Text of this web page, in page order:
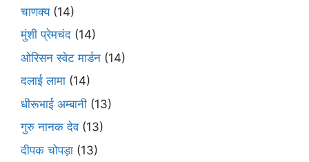
चाणक्य(14)
मुंशी प्रेमचंद (14)
ओरिसन स्‍वेट मार्डन (14)
दलाई लामा (14)
धीरूभाई अम्बानी (13)
गुरु नानक देव(13)
दीपक चोपड़ा (13)